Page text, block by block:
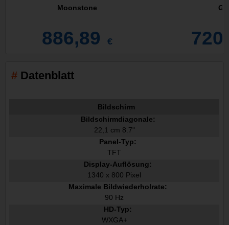
Moonstone
886,89 €
Datenblatt
Bildschirm
Bildschirmdiagonale:
22,1 cm 8.7"
Panel-Typ:
TFT
Display-Auflösung:
1340 x 800 Pixel
Maximale Bildwiederholrate:
90 Hz
HD-Typ:
WXGA+